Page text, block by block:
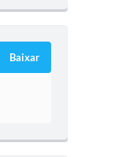
Baixar